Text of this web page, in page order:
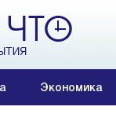
Экономика